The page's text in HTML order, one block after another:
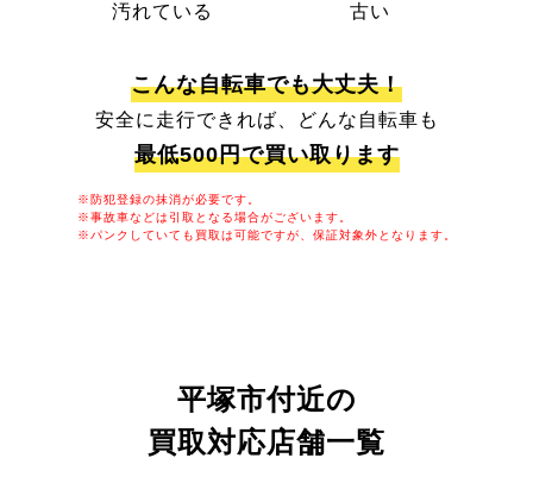
汚れている 古い
こんな自転車でも大丈夫！
安全に走行できれば、どんな自転車も
最低500円で買い取ります
※防犯登録の抹消が必要です。
※事故車などは引取となる場合がございます。
※パンクしていても買取は可能ですが、保証対象外となります。
平塚市付近の
買取対応店舗一覧